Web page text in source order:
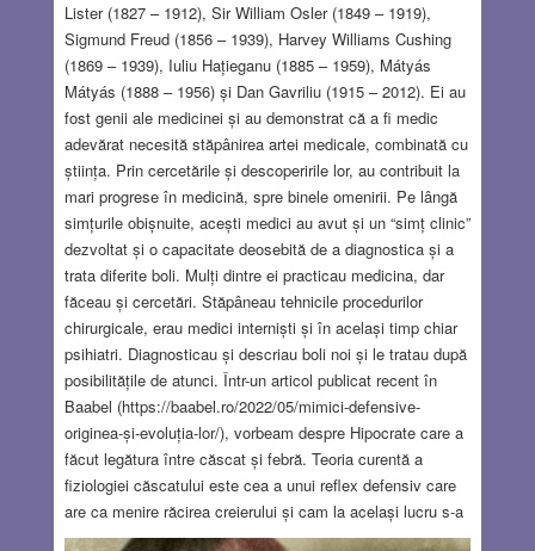
Lister (1827 – 1912), Sir William Osler (1849 – 1919),
Sigmund Freud (1856 – 1939), Harvey Williams Cushing
(1869 – 1939), Iuliu Hațieganu (1885 – 1959), Mátyás
Mátyás (1888 – 1956) și Dan Gavriliu (1915 – 2012). Ei au
fost genii ale medicinei și au demonstrat că a fi medic
adevărat necesită stăpânirea artei medicale, combinată cu
știința. Prin cercetările și descoperirile lor, au contribuit la
mari progrese în medicină, spre binele omenirii. Pe lângă
simțurile obișnuite, acești medici au avut și un “simț clinic”
dezvoltat și o capacitate deosebită de a diagnostica și a
trata diferite boli. Mulți dintre ei practicau medicina, dar
făceau și cercetări. Stăpâneau tehnicile procedurilor
chirurgicale, erau medici interniști și în același timp chiar
psihiatri. Diagnosticau și descriau boli noi și le tratau după
posibilitățile de atunci. Într-un articol publicat recent în
Baabel (https://baabel.ro/2022/05/mimici-defensive-
originea-și-evoluția-lor/), vorbeam despre Hipocrate care a
făcut legătura între căscat și febră. Teoria curentă a
fiziologiei căscatului este cea a unui reflex defensiv care
are ca menire răcirea creierului și cam la același lucru s-a
gândit și Hipocrate în urmă cu aproape 2500 de ani!